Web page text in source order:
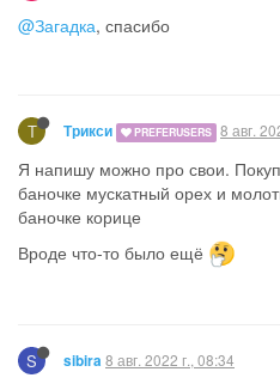
@Загадка, спасибо
Т Трикси PREFERUSERS 8 авг.
Я напишу можно про свои.
баночке мускатный орех и
баночке корице
Вроде что-то было ещё
S sibira 8 авг. 2022 г., 08:34